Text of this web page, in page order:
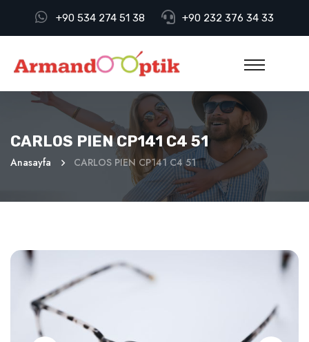
+90 534 274 51 38 +90 232 376 34 33
CARLOS PIEN CP141 C4 51
Anasayfa CARLOS PIEN CP141 C4 51